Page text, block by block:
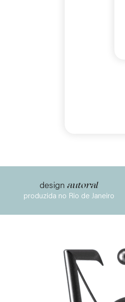
design autoral
produzida no Rio de Janeiro